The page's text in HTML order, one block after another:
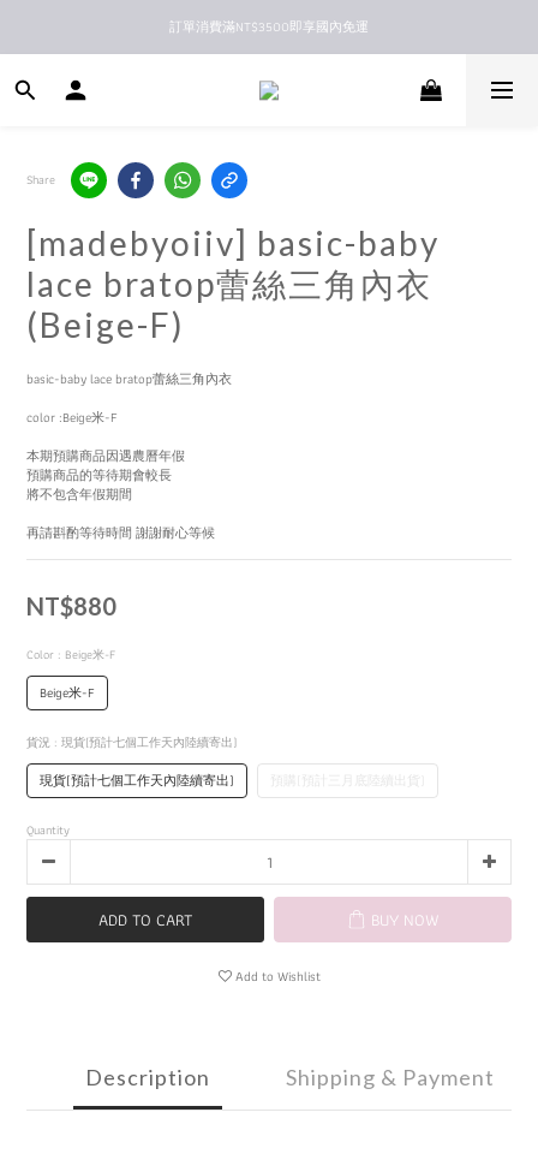
新馬港澳順豐到付配送
訂單消費滿NT$3500即享國內免運
新馬港澳順豐到付配送
Share
[madebyoiiv] basic-baby
lace bratop蕾絲三角內衣
(Beige-F)
basic-baby lace bratop蕾絲三角內衣
color :Beige米-F
本期預購商品因遇農曆年假
預購商品的等待期會較長
將不包含年假期間
再請斟酌等待時間 謝謝耐心等候
NT$880
Color : Beige米-F
Beige米-F
貨況 : 現貨(預計七個工作天內陸續寄出)
現貨(預計七個工作天內陸續寄出) 預購(預計三月底陸續出貨)
Quantity
ADD TO CART BUY NOW
Add to Wishlist
Description Shipping & Payment